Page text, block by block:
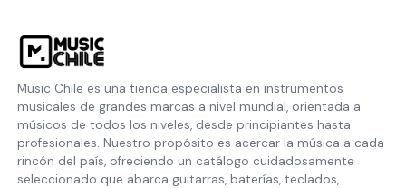
Music Chile es una tienda especialista en instrumentos
musicales de grandes marcas a nivel mundial, orientada a
músicos de todos los niveles, desde principiantes hasta
profesionales. Nuestro propósito es acercar la música a cada
rincón del país, ofreciendo un catálogo cuidadosamente
seleccionado que abarca guitarras, baterías, teclados,